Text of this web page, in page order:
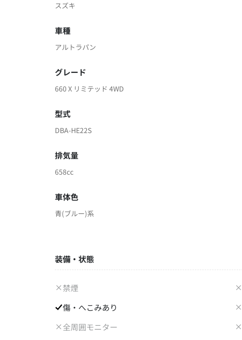
スズキ
車種
アルトラパン
グレード
660 X リミテッド 4WD
型式
DBA-HE22S
排気量
658cc
車体色
青(ブルー)系
装備・状態
禁煙
傷・へこみあり
全周囲モニター